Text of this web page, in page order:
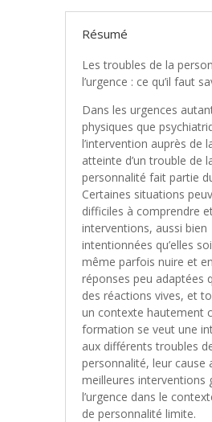
Résumé
Les troubles de la
l’urgence : ce qu’il faut
Dans les urgences
physiques que
l’intervention auprès de
atteinte d’un trouble de
personnalité fait partie
Certaines situations
difficiles à comprendre
interventions, aussi bien
intentionnées qu’elles
même parfois nuire et
réponses peu adaptées
des réactions vives, et
un contexte hautement
formation se veut une
aux différents troubles
personnalité, leur cause
meilleures interventions
l’urgence dans le
de personnalité limite.